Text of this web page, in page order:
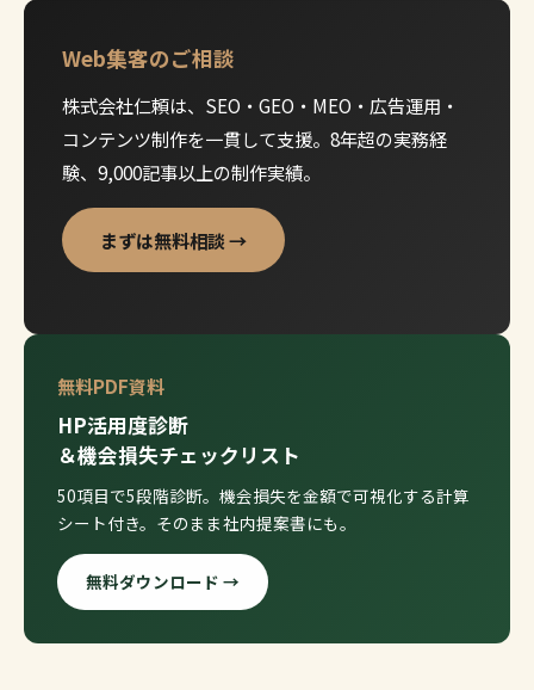
Web集客のご相談
株式会社仁頼は、SEO・GEO・MEO・広告運用・
コンテンツ制作を一貫して支援。8年超の実務経
験、9,000記事以上の制作実績。
まずは無料相談 →
無料PDF資料
HP活用度診断
＆機会損失チェックリスト
50項目で5段階診断。機会損失を金額で可視化する計算
シート付き。そのまま社内提案書にも。
無料ダウンロード →